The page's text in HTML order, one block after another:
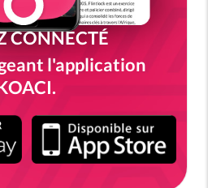
CONNECTÉ
l'application